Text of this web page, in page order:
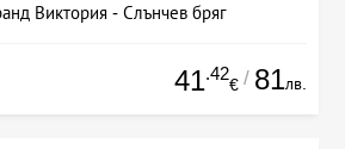
Виктория - Слънчев бряг
41.42
€ / 81лв.